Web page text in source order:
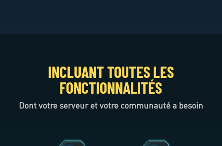
INCLUANT TOUTES LES
FONCTIONNALITÉS
Dont votre serveur et votre communauté a besoin